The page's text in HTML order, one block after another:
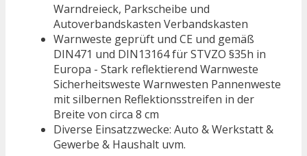
Warndreieck, Parkscheibe und
Autoverbandskasten Verbandskasten
Warnweste geprüft und CE und gemäß
DIN471 und DIN13164 für STVZO §35h in
Europa - Stark reflektierend Warnweste
Sicherheitsweste Warnwesten Pannenweste
mit silbernen Reflektionsstreifen in der
Breite von circa 8 cm
Diverse Einsatzzwecke: Auto & Werkstatt &
Gewerbe & Haushalt uvm.